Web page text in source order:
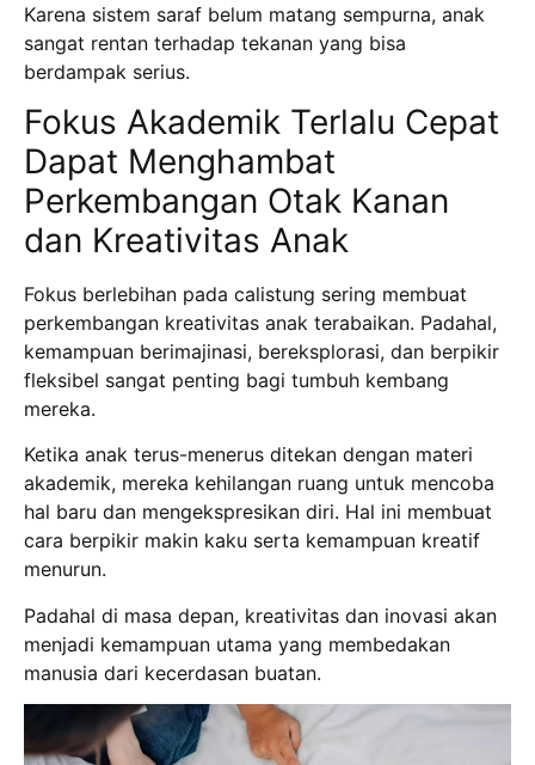
Karena sistem saraf belum matang sempurna, anak
sangat rentan terhadap tekanan yang bisa
berdampak serius.
Fokus Akademik Terlalu Cepat
Dapat Menghambat
Perkembangan Otak Kanan
dan Kreativitas Anak
Fokus berlebihan pada calistung sering membuat
perkembangan kreativitas anak terabaikan. Padahal,
kemampuan berimajinasi, bereksplorasi, dan berpikir
fleksibel sangat penting bagi tumbuh kembang
mereka.
Ketika anak terus-menerus ditekan dengan materi
akademik, mereka kehilangan ruang untuk mencoba
hal baru dan mengekspresikan diri. Hal ini membuat
cara berpikir makin kaku serta kemampuan kreatif
menurun.
Padahal di masa depan, kreativitas dan inovasi akan
menjadi kemampuan utama yang membedakan
manusia dari kecerdasan buatan.